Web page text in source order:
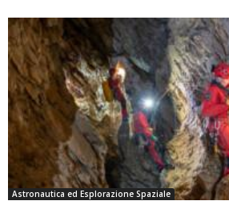
Astronautica ed Esplorazione Spaziale